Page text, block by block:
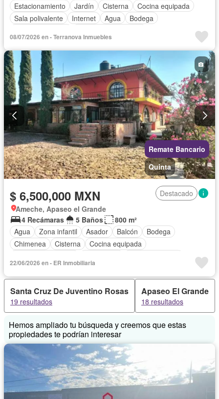
Estacionamiento
Jardín Cisterna
Cocina equipada
Sala polivalente
Internet Agua
Bodega
08/07/2026 en - Terranova Inmuebles
Remate Bancario
Quinta
$ 6,500,000 MXN
Destacado
Ameche, Apaseo el Grande
4 Recámaras
5 Baños
800 m²
Agua
Zona infantil Asador Balcón
Bodega
Chimenea
Cisterna
Cocina equipada
Recámara con closet
Sala polivalente
Vista panorámica
Sin amueblar
22/06/2026 en - ER Inmobiliaria
Santa Cruz De Juventino Rosas
19 resultados
Apaseo El Grande
18 resultados
Hemos ampliado tu búsqueda y creemos que estas
propiedades te podrían interesar